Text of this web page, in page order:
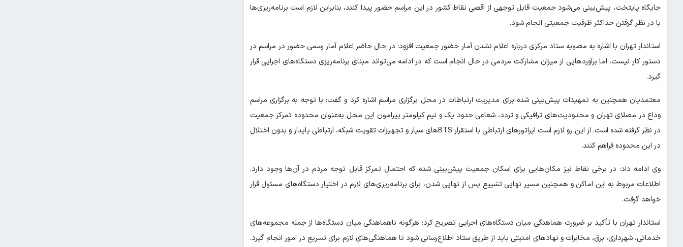
جایگاه پایتخت، پیش‌بینی می‌شود جمعیت قابل توجهی از اقصی نقاط کشور در این مراسم حضور پیدا کنند، بنابراین لازم است برنامه‌ریزی‌ها
با در نظر گرفتن حداکثر ظرفیت جمعیتی انجام شود.
استاندار تهران با اشاره به مصوبه ستاد مرکزی درباره اعلام نشدن آمار حضور جمعیت افزود: در حال حاضر اعلام آمار رسمی حضور در مراسم در
دستور کار نیست، اما برآوردهایی از میزان مشارکت مردمی در حال انجام است که در ادامه می‌تواند مبنای برنامه‌ریزی دستگاه‌های اجرایی قرار
گیرد.
معتمدیان همچنین به تمهیدات پیش‌بینی شده برای مدیریت ارتباطات در محل برگزاری مراسم اشاره کرد و گفت: با توجه به برگزاری مراسم
وداع در مصلای تهران و محدودیت‌های ترافیکی و تردد، شعاعی حدود یک و نیم کیلومتر پیرامون این محل به‌عنوان محدوده تمرکز جمعیت
در نظر گرفته شده است. از این رو لازم است اپراتورهای ارتباطی با استقرار BTSهای سیار و تجهیزات تقویت شبکه، ارتباطی پایدار و بدون اختلال
در این محدوده فراهم کنند.
وی ادامه داد: در برخی نقاط نیز مکان‌هایی برای اسکان جمعیت پیش‌بینی شده که احتمال تمرکز قابل توجه مردم در آن‌ها وجود دارد.
اطلاعات مربوط به این اماکن و همچنین مسیر نهایی تشییع پس از نهایی شدن، برای برنامه‌ریزی‌های لازم در اختیار دستگاه‌های مسئول قرار
خواهد گرفت.
استاندار تهران با تأکید بر ضرورت هماهنگی میان دستگاه‌های اجرایی تصریح کرد: هرگونه ناهماهنگی میان دستگاه‌ها از جمله مجموعه‌های
خدماتی، شهرداری، برق، مخابرات و نهادهای امنیتی باید از طریق ستاد اطلاع‌رسانی شود تا هماهنگی‌های لازم برای تسریع در امور انجام گیرد.